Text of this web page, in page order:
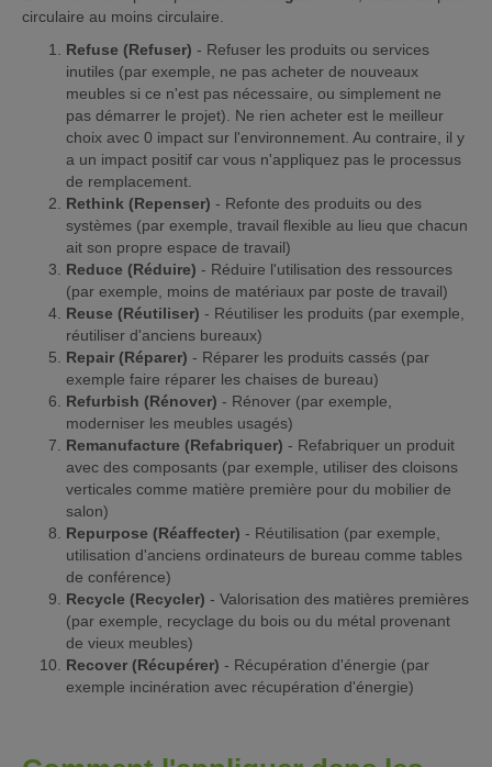
circulaire au moins circulaire.
Refuse (Refuser) - Refuser les produits ou services
inutiles (par exemple, ne pas acheter de nouveaux
meubles si ce n'est pas nécessaire, ou simplement ne
pas démarrer le projet). Ne rien acheter est le meilleur
choix avec 0 impact sur l'environnement. Au contraire, il y
a un impact positif car vous n'appliquez pas le processus
de remplacement.
Rethink (Repenser) - Refonte des produits ou des
systèmes (par exemple, travail flexible au lieu que chacun
ait son propre espace de travail)
Reduce (Réduire) - Réduire l'utilisation des ressources
(par exemple, moins de matériaux par poste de travail)
Reuse (Réutiliser) - Réutiliser les produits (par exemple,
réutiliser d'anciens bureaux)
Repair (Réparer) - Réparer les produits cassés (par
exemple faire réparer les chaises de bureau)
Refurbish (Rénover) - Rénover (par exemple,
moderniser les meubles usagés)
Remanufacture (Refabriquer) - Refabriquer un produit
avec des composants (par exemple, utiliser des cloisons
verticales comme matière première pour du mobilier de
salon)
Repurpose (Réaffecter) - Réutilisation (par exemple,
utilisation d'anciens ordinateurs de bureau comme tables
de conférence)
Recycle (Recycler) - Valorisation des matières premières
(par exemple, recyclage du bois ou du métal provenant
de vieux meubles)
Recover (Récupérer) - Récupération d'énergie (par
exemple incinération avec récupération d'énergie)